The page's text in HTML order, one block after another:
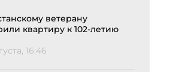
ветерану
квартиру к 102-летию
16:46